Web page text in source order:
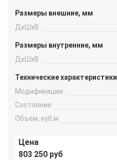
Размеры внешние, мм
ДxШxВ
Размеры внутренние, мм
ДxШxВ
Технические характеристики
Модификация
Состояние
Объем, куб.м
Цена
803 250 руб